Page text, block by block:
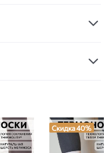
Скидка 40%